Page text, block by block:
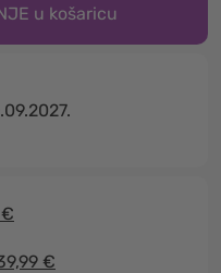
u košaricu
€